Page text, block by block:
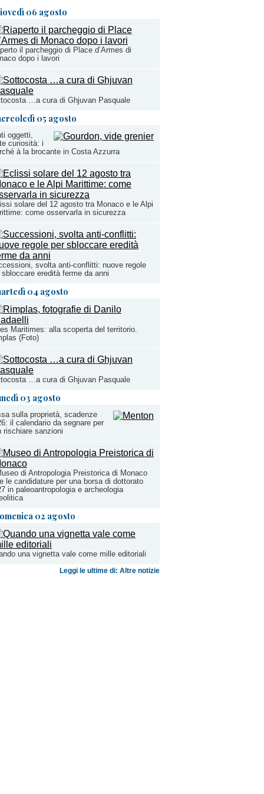
06 agosto
il parcheggio di Place d’Armes di
dopo i lavori
…a cura di Ghjuvan Pasquale
05 agosto
oggetti,
curiosità: i
à la brocante in Costa Azzurra
solare del 12 agosto tra Monaco e le Alpi
come osservarla in sicurezza
svolta anti-conflitti: nuove regole
sbloccare eredità ferme da anni
04 agosto
Maritimes: alla scoperta del territorio.
(Foto)
…a cura di Ghjuvan Pasquale
03 agosto
sulla proprietà, scadenze
il calendario da segnare per
rischiare sanzioni
di Antropologia Preistorica di Monaco
le candidature per una borsa di dottorato
in paleoantropologia e archeologia
02 agosto
una vignetta vale come mille editoriali
Leggi le ultime di: Altre notizie